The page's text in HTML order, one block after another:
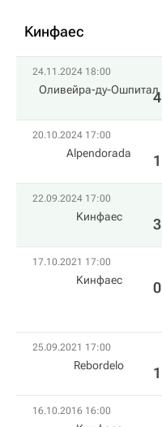
Kинфаес
24.11.2024 18:00
Оливейра-ду-Ошпитал4
20.10.2024 17:00
Alpendorada 1
22.09.2024 17:00
Kинфаес 3
17.10.2021 17:00
Kинфаес 0
25.09.2021 17:00
Rebordelo 1
16.10.2016 16:00